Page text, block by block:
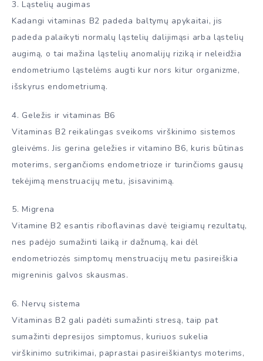
3. Ląstelių augimas
Kadangi vitaminas B2 padeda baltymų apykaitai, jis
padeda palaikyti normalų ląstelių dalijimąsi arba ląstelių
augimą, o tai mažina ląstelių anomalijų riziką ir neleidžia
endometriumo ląstelėms augti kur nors kitur organizme,
išskyrus endometriumą.
4. Geležis ir vitaminas B6
Vitaminas B2 reikalingas sveikoms virškinimo sistemos
gleivėms. Jis gerina geležies ir vitamino B6, kuris būtinas
moterims, sergančioms endometrioze ir turinčioms gausų
tekėjimą menstruacijų metu, įsisavinimą.
5. Migrena
Vitamine B2 esantis riboflavinas davė teigiamų rezultatų,
nes padėjo sumažinti laiką ir dažnumą, kai dėl
endometriozės simptomų menstruacijų metu pasireiškia
migreninis galvos skausmas.
6. Nervų sistema
Vitaminas B2 gali padėti sumažinti stresą, taip pat
sumažinti depresijos simptomus, kuriuos sukelia
virškinimo sutrikimai, paprastai pasireiškiantys moterims,